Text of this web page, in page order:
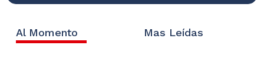
Al Momento Mas Leídas